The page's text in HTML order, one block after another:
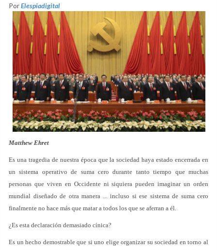
PorElespiadigital
Matthew Ehret
Es una tragedia de nuestra época que la sociedad haya estado encerrada en
un sistema operativo de suma cero durante tanto tiempo que muchas
personas que viven en Occidente ni siquiera pueden imaginar un orden
mundial diseñado de otra manera ... incluso si ese sistema de suma cero
finalmente no hace más que matar a todos los que se aferran a él.
¿Es esta declaración demasiado cínica?
Es un hecho demostrable que si uno elige organizar su sociedad en torno al